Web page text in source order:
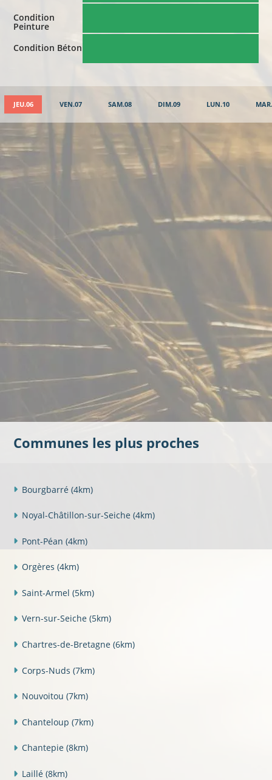
Condition
Peinture
Condition Béton
JEU.06 VEN.07 SAM.08 DIM.09 LUN.10
Communes les plus proches
Bourgbarré (4km)
Noyal-Châtillon-sur-Seiche (4km)
Pont-Péan (4km)
Orgères (4km)
Saint-Armel (5km)
Vern-sur-Seiche (5km)
Chartres-de-Bretagne (6km)
Corps-Nuds (7km)
Nouvoitou (7km)
Chanteloup (7km)
Chantepie (8km)
Laillé (8km)